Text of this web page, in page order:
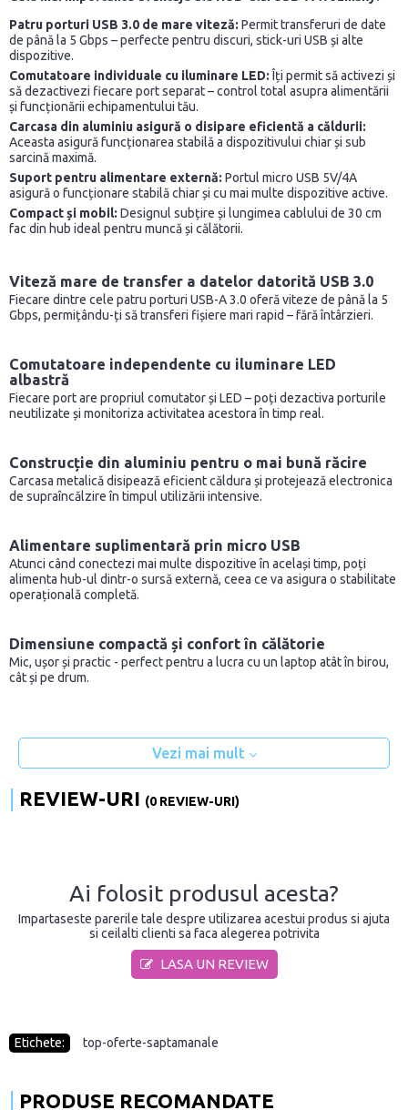
Patru porturi USB 3.0 de mare viteză: Permit transferuri de date
de până la 5 Gbps – perfecte pentru discuri, stick-uri USB și alte
dispozitive.
Comutatoare individuale cu iluminare LED: Îți permit să activezi și
să dezactivezi fiecare port separat – control total asupra alimentării
și funcționării echipamentului tău.
Carcasa din aluminiu asigură o disipare eficientă a căldurii:
Aceasta asigură funcționarea stabilă a dispozitivului chiar și sub
sarcină maximă.
Suport pentru alimentare externă: Portul micro USB 5V/4A
asigură o funcționare stabilă chiar și cu mai multe dispozitive active.
Compact și mobil: Designul subțire și lungimea cablului de 30 cm
fac din hub ideal pentru muncă și călătorii.
Viteză mare de transfer a datelor datorită USB 3.0
Fiecare dintre cele patru porturi USB-A 3.0 oferă viteze de până la 5
Gbps, permițându-ți să transferi fișiere mari rapid – fără întârzieri.
Comutatoare independente cu iluminare LED
albastră
Fiecare port are propriul comutator și LED – poți dezactiva porturile
neutilizate și monitoriza activitatea acestora în timp real.
Construcție din aluminiu pentru o mai bună răcire
Carcasa metalică disipează eficient căldura și protejează electronica
de supraîncălzire în timpul utilizării intensive.
Alimentare suplimentară prin micro USB
Atunci când conectezi mai multe dispozitive în același timp, poți
alimenta hub-ul dintr-o sursă externă, ceea ce va asigura o stabilitate
operațională completă.
Dimensiune compactă și confort în călătorie
Mic, ușor și practic - perfect pentru a lucra cu un laptop atât în birou,
cât și pe drum.
Vezi mai mult
REVIEW-URI (0 REVIEW-URI)
Ai folosit produsul acesta?
Impartaseste parerile tale despre utilizarea acestui produs si ajuta
si ceilalti clienti sa faca alegerea potrivita
LASA UN REVIEW
Etichete: top-oferte-saptamanale
PRODUSE RECOMANDATE